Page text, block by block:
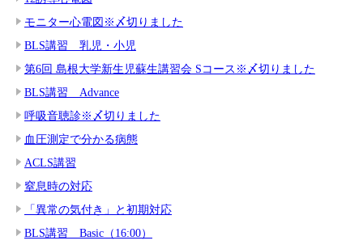
モニター心電図※〆切りました
BLS講習 乳児・小児
第6回 島根大学新生児蘇生講習会 Sコース※〆切りました
BLS講習 Advance
呼吸音聴診※〆切りました
血圧測定で分かる病態
ACLS講習
窒息時の対応
「異常の気付き」と初期対応
BLS講習 Basic（16:00）